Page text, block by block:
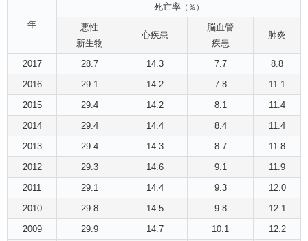
年
死亡率 （％）
悪性
新生物
心疾患
脳血管
疾患
肺炎
2017 28.7 14.3 7.7
8.8
2016
29.1 14.2 7.8
11.1
2015
29.4 14.2 8.1
11.4
2014
29.4 14.4 8.4
11.4
2013
29.4 14.3 8.7
11.8
2012
29.3 14.6 9.1
11.9
2011
29.1 14.4 9.3
12.0
2010
29.8 14.5 9.8
12.1
2009
29.9 14.7 10.1
12.2